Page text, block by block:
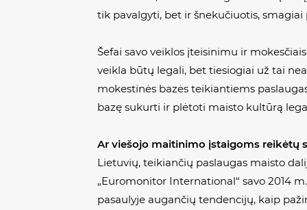
tik pavalgyti, bet ir šnekučiuotis, smagiai
Šefai savo veiklos įteisinimu ir
veikla būtų legali, bet tiesiogiai už tai
mokestinės bazės teikiantiems
bazę sukurti ir plėtoti maisto kultūrą
Ar viešojo maitinimo įstaigoms reikėtų
Lietuvių, teikiančių paslaugas maisto
„Euromonitor International“ savo 2014
pasaulyje augančių tendencijų, kaip